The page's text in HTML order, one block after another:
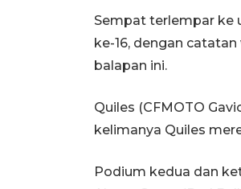
Sempat terlempar ke
ke-16, dengan
balapan ini.
Quiles (CFMOTO
kelimanya Quiles
Podium kedua dan